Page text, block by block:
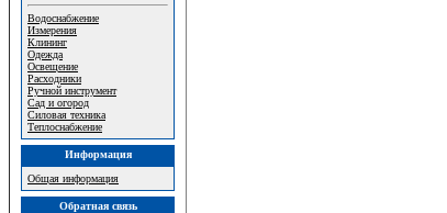
Водоснабжение
Измерения
Клининг
Одежда
Освещение
Расходники
Ручной инструмент
Сад и огород
Силовая техника
Теплоснабжение
Информация
Общая информация
Обратная связь